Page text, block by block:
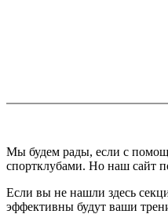
Мы будем рады, если с
спортклубами. Но наш сайт
Если вы не нашли здесь
эффективны будут ваши